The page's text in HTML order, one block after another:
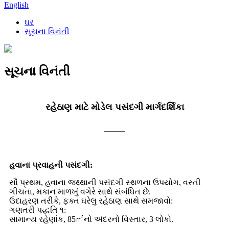
English
ઘર
સૂચના વિનંતી
સૂચના વિનંતી
રહેઠાણ માટે મોડેલ પસંદગી માર્ગદર્શિકા
હવાના પ્રવાહની પસંદગી:
સૌ પ્રથમ, હવાના જથ્થાની પસંદગી સ્થળના ઉપયોગ, વસ્તી
ગીચતા, મકાન માળખું વગેરે સાથે સંબંધિત છે.
ઉદાહરણ તરીકે, ફક્ત ઘરેલુ રહેઠાણ સાથે સમજાવો:
ગણતરી પદ્ધતિ ૧:
સામાન્ય રહેણાંક, 85㎡નો અંદરનો વિસ્તાર, 3 લોકો.